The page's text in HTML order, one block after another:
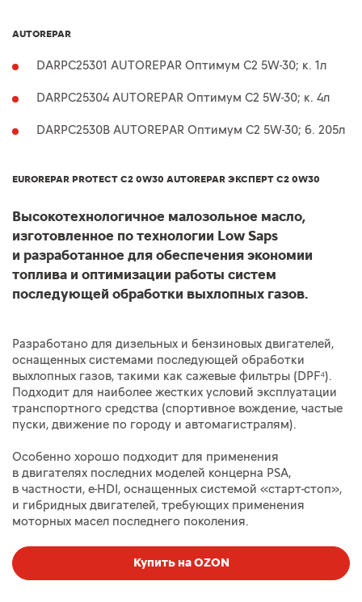
AUTOREPAR
DARPC25301 AUTOREPAR Оптимум C2 5W-30; к. 1л
DARPC25304 AUTOREPAR Оптимум C2 5W-30; к. 4л
DARPC2530B AUTOREPAR Оптимум C2 5W-30; б. 205л
EUROREPAR PROTECT C2 0W30 AUTOREPAR ЭКСПЕРТ C2 0W30
Высокотехнологичное малозольное масло,
изготовленное по технологии Low Saps
и разработанное для обеспечения экономии
топлива и оптимизации работы систем
последующей обработки выхлопных газов.
Разработано для дизельных и бензиновых двигателей,
оснащенных системами последующей обработки
выхлопных газов, такими как сажевые фильтры (DPF⁴).
Подходит для наиболее жестких условий эксплуатации
транспортного средства (спортивное вождение, частые
пуски, движение по городу и автомагистралям).
Особенно хорошо подходит для применения
в двигателях последних моделей концерна PSA,
в частности, e-HDI, оснащенных системой «старт-стоп»,
и гибридных двигателей, требующих применения
моторных масел последнего поколения.
Купить на OZON